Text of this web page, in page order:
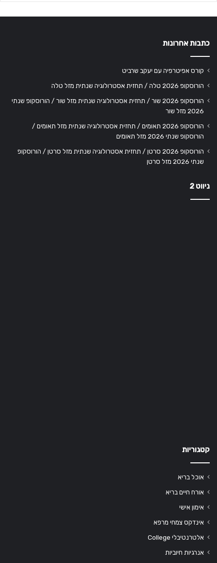
כתבות אחרונות
קורס אפיטרפיה עם יעקב שרביט
הורוסקופ 2026 טלה / תחזית אסטרולוגיה שנתית מזל טלה
הורוסקופ 2026 שור / תחזית אסטרולוגיה שנתית מזל שור / הורוסקופ שנתי
2026 מזל שור
הורוסקופ 2026 תאומים / תחזית אסטרולוגיה שנתית מזל תאומים /
הורוסקופ שנתי 2026 מזל תאומים
הורוסקופ 2026 סרטן / תחזית אסטרולוגיה שנתית מזל סרטן / הורוסקופ
שנתי 2026 מזל סרטן
ניווט 2
קטגוריות
אוכל בריא
אורח חיים בריא
אימון אישי
אינדקס צמחי מרפא
אלטרנטיבלי College
אנרגיות חיוביות